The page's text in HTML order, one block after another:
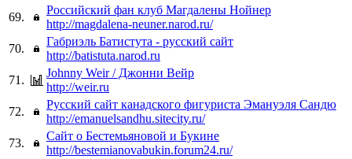
69.
Российский фан клуб Магдалены Нойнер
http://magdalena-neuner.narod.ru/
70.
Габриэль Батистута - русский сайт
http://batistuta.narod.ru
71.
Johnny Weir / Джонни Вейр
http://weir.ru
72.
Русский сайт канадского фигуриста Эмануэля Сандю
http://emanuelsandhu.sitecity.ru/
73.
Cайт о Бестемьяновой и Букине
http://bestemianovabukin.forum24.ru/